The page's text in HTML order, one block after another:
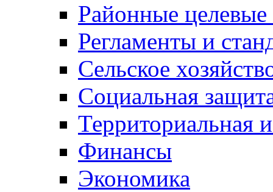
Районные
Регламенты и
Сельское
Социальная
Территориальная
Финансы
Экономика